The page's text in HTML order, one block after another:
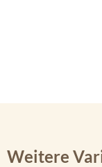
Weitere